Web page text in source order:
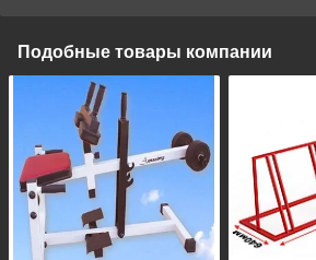
Подобные товары компании